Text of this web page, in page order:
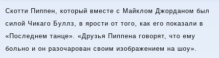
Скотти Пиппен, который вместе с Майклом Джорданом был
силой Чикаго Буллз, в ярости от того, как его показали в
«Последнем танце». «Друзья Пиппена говорят, что ему
больно и он разочарован своим изображением на шоу».